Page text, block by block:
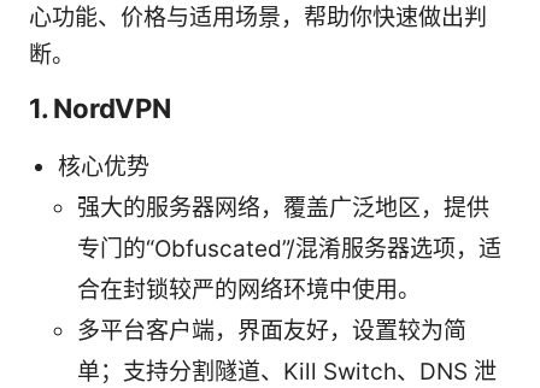
心功能、价格与适用场景，帮助你快速做出判
断。
1. NordVPN
核心优势
强大的服务器网络，覆盖广泛地区，提供
专门的“Obfuscated”/混淆服务器选项，适
合在封锁较严的网络环境中使用。
多平台客户端，界面友好，设置较为简
单；支持分割隧道、Kill Switch、DNS 泄